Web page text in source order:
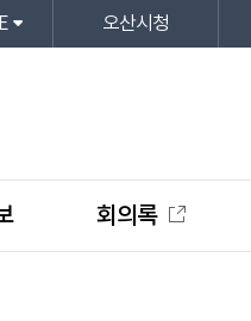
오산시청
회의록